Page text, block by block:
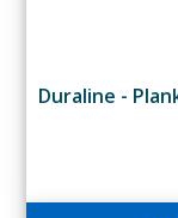
Duraline -